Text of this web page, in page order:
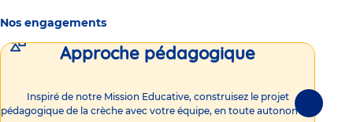
Nos engagements
Approche pédagogique
Inspiré de notre Mission Educative, construisez le projet
pédagogique de la crèche avec votre équipe, en toute autonomie !